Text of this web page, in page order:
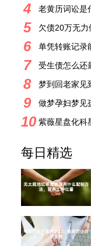
4
5
6
7
8 梦到回老家见
9 做梦孕妇梦见
10
每日精选